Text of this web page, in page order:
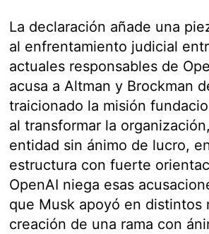
La declaración añade una
al enfrentamiento judicial
actuales responsables de
acusa a Altman y Brockman
traicionado la misión
al transformar la
entidad sin ánimo de lucro,
estructura con fuerte
OpenAI niega esas
que Musk apoyó en distintos
creación de una rama con